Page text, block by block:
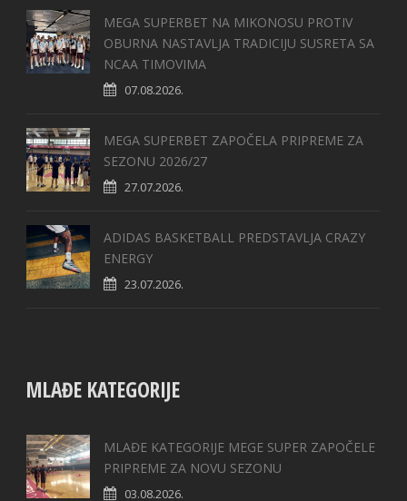
MEGA SUPERBET NA MIKONOSU PROTIV
OBURNA NASTAVLJA TRADICIJU SUSRETA SA
NCAA TIMOVIMA
07.08.2026.
MEGA SUPERBET ZAPOČELA PRIPREME ZA
SEZONU 2026/27
27.07.2026.
ADIDAS BASKETBALL PREDSTAVLJA CRAZY
ENERGY
23.07.2026.
MLAĐE KATEGORIJE
MLAĐE KATEGORIJE MEGE SUPER ZAPOČELE
PRIPREME ZA NOVU SEZONU
03.08.2026.